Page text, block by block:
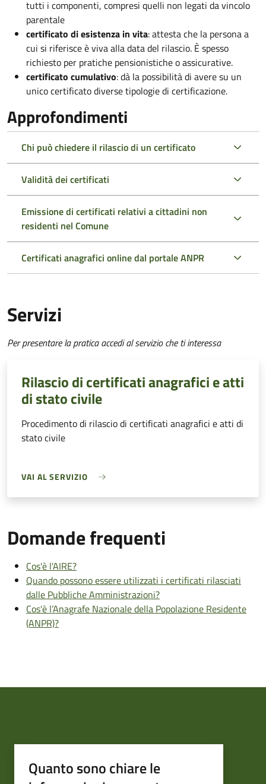
tutti i componenti, compresi quelli non legati da vincolo
parentale
certificato di esistenza in vita: attesta che la persona a
cui si riferisce è viva alla data del rilascio. È spesso
richiesto per pratiche pensionistiche o assicurative.
certificato cumulativo: dà la possibilità di avere su un
unico certificato diverse tipologie di certificazione.
Approfondimenti
Chi può chiedere il rilascio di un certificato
Validità dei certificati
Emissione di certificati relativi a cittadini non
residenti nel Comune
Certificati anagrafici online dal portale ANPR
Servizi
Per presentare la pratica accedi al servizio che ti interessa
Rilascio di certificati anagrafici e atti
di stato civile
Procedimento di rilascio di certificati anagrafici e atti di
stato civile
VAI AL SERVIZIO
Domande frequenti
Cos'è l'AIRE?
Quando possono essere utilizzati i certificati rilasciati
dalle Pubbliche Amministrazioni?
Cos'è l’Anagrafe Nazionale della Popolazione Residente
(ANPR)?
Quanto sono chiare le